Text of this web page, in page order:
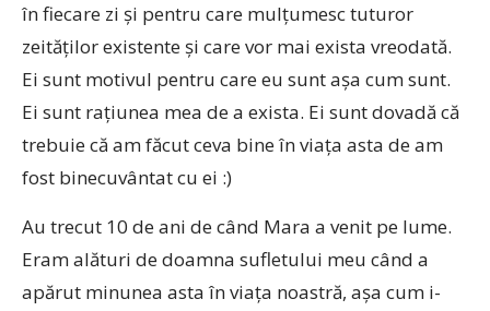
în fiecare zi şi pentru care mulţumesc tuturor
zeităţilor existente şi care vor mai exista vreodată.
Ei sunt motivul pentru care eu sunt aşa cum sunt.
Ei sunt raţiunea mea de a exista. Ei sunt dovadă că
trebuie că am făcut ceva bine în viaţa asta de am
fost binecuvântat cu ei :)
Au trecut 10 de ani de când Mara a venit pe lume.
Eram alături de doamna sufletului meu când a
apărut minunea asta în viaţa noastră, aşa cum i-